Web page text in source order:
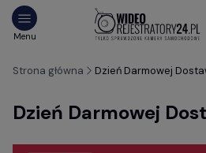
Strona główna Dzień Darmowej
Dzień Darmowej